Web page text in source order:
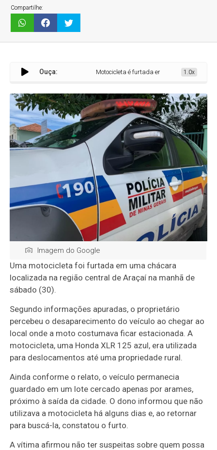
Compartilhe:
Ouça: Motocicleta é furtada em chácara na cidade de
1.0x
Imagem do Google
Uma motocicleta foi furtada em uma chácara
localizada na região central de Araçaí na manhã de
sábado (30).
Segundo informações apuradas, o proprietário
percebeu o desaparecimento do veículo ao chegar ao
local onde a moto costumava ficar estacionada. A
motocicleta, uma Honda XLR 125 azul, era utilizada
para deslocamentos até uma propriedade rural.
Ainda conforme o relato, o veículo permanecia
guardado em um lote cercado apenas por arames,
próximo à saída da cidade. O dono informou que não
utilizava a motocicleta há alguns dias e, ao retornar
para buscá-la, constatou o furto.
A vítima afirmou não ter suspeitas sobre quem possa